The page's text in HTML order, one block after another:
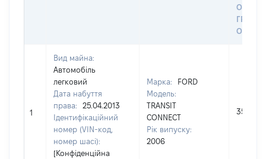
1
Вид майна:
Автомобіль
легковий
Дата набуття
права:
25.04.2013
Ідентифікаційний
номер (VIN-код,
номер шасі):
[Конфіденційна
Марка:
FORD
Модель:
TRANSIT
CONNECT
Рік випуску:
2006
35000